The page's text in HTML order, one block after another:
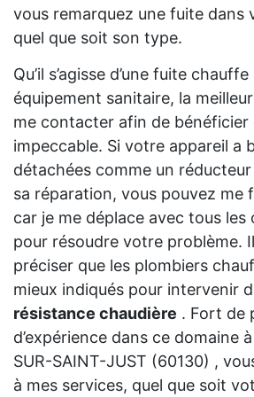
vous remarquez une fuite dans
quel que soit son type.
Qu’il s’agisse d’une fuite chauffe
équipement sanitaire, la
me contacter afin de bénéficier
impeccable. Si votre appareil a
détachées comme un
sa réparation, vous pouvez me
car je me déplace avec tous les
pour résoudre votre problème.
préciser que les plombiers
mieux indiqués pour intervenir
résistance chaudière . Fort de
d’expérience dans ce domaine à
SUR-SAINT-JUST (60130) ,
à mes services, quel que soit